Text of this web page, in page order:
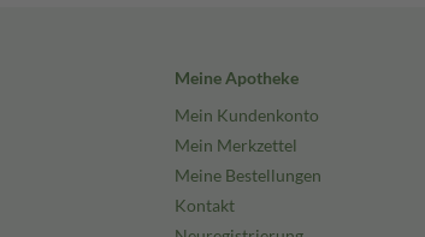
Meine Apotheke
Mein Kundenkonto
Mein Merkzettel
Meine Bestellungen
Kontakt